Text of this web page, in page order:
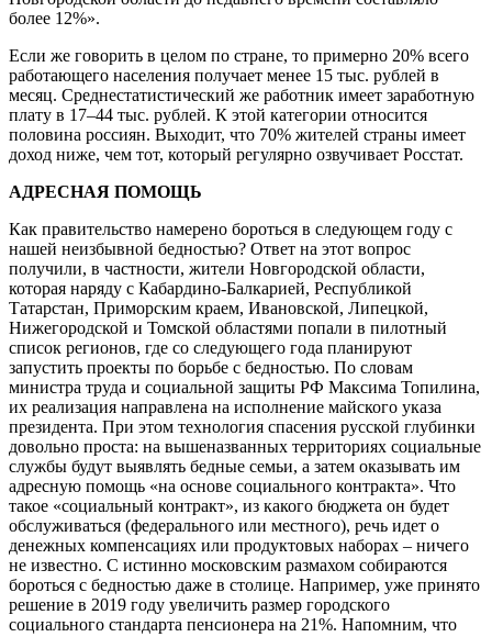
более 12%».
Если же говорить в целом по стране, то примерно 20% всего
работающего населения получает менее 15 тыс. рублей в
месяц. Среднестатистический же работник имеет заработную
плату в 17–44 тыс. рублей. К этой категории относится
половина россиян. Выходит, что 70% жителей страны имеет
доход ниже, чем тот, который регулярно озвучивает Росстат.
АДРЕСНАЯ ПОМОЩЬ
Как правительство намерено бороться в следующем году с
нашей неизбывной бедностью? Ответ на этот вопрос
получили, в частности, жители Новгородской области,
которая наряду с Кабардино-Балкарией, Республикой
Татарстан, Приморским краем, Ивановской, Липецкой,
Нижегородской и Томской областями попали в пилотный
список регионов, где со следующего года планируют
запустить проекты по борьбе с бедностью. По словам
министра труда и социальной защиты РФ Максима Топилина,
их реализация направлена на исполнение майского указа
президента. При этом технология спасения русской глубинки
довольно проста: на вышеназванных территориях социальные
службы будут выявлять бедные семьи, а затем оказывать им
адресную помощь «на основе социального контракта». Что
такое «социальный контракт», из какого бюджета он будет
обслуживаться (федерального или местного), речь идет о
денежных компенсациях или продуктовых наборах – ничего
не известно. С истинно московским размахом собираются
бороться с бедностью даже в столице. Например, уже принято
решение в 2019 году увеличить размер городского
социального стандарта пенсионера на 21%. Напомним, что